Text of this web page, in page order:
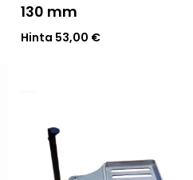
130 mm
Hinta 53,00 €